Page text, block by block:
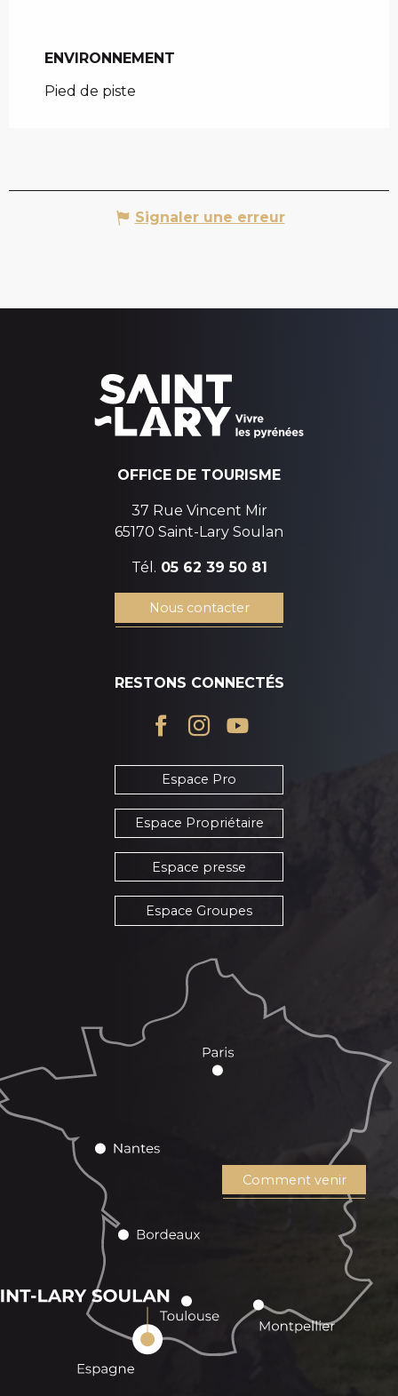
ENVIRONNEMENT
ENVIRONNEMENT
Pied de piste
Signaler une erreur
OFFICE DE TOURISME
37 Rue Vincent Mir
65170 Saint-Lary Soulan
Tél. 05 62 39 50 81
Nous contacter
RESTONS CONNECTÉS
Espace Pro
Espace Propriétaire
Espace presse
Espace Groupes
Comment venir